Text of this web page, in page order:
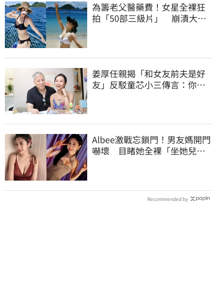
為籌老父醫藥費！女星全裸狂
拍「50部三級片」 崩潰大
姜厚任親揭「和女友前夫是好
友」反駁童芯小三傳言：你在
Albee激戰忘鎖門！男友媽開門
嚇壞 目睹她全裸「坐她兒子
Recommended by